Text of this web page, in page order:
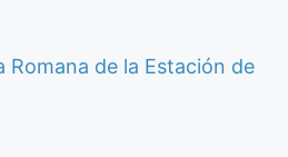
Romana de la Estación de